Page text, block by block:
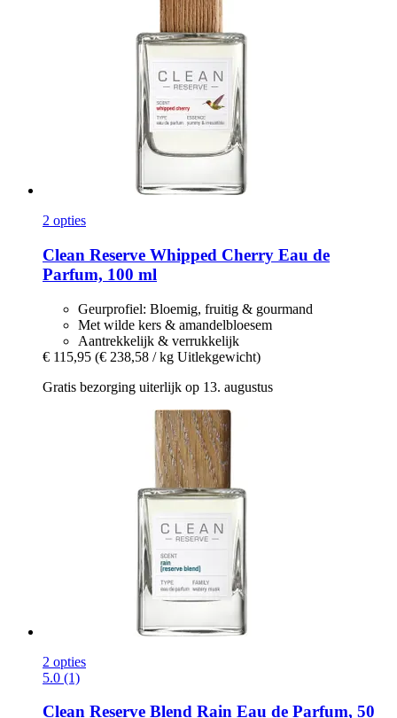
2 opties
Clean Reserve Whipped Cherry Eau de
Parfum, 100 ml
Geurprofiel: Bloemig, fruitig & gourmand
Met wilde kers & amandelbloesem
Aantrekkelijk & verrukkelijk
€ 115,95 (€ 238,58 / kg Uitlekgewicht)
Gratis bezorging uiterlijk op 13. augustus
2 opties
5.0 (1)
Clean Reserve Blend Rain Eau de Parfum, 50